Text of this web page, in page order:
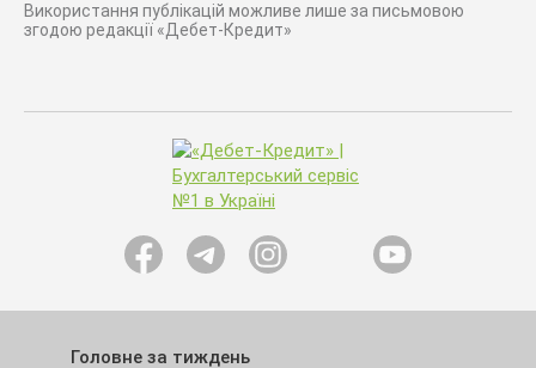
Використання публікацій можливе лише за письмовою
згодою редакції «Дебет-Кредит»
Головне за тиждень